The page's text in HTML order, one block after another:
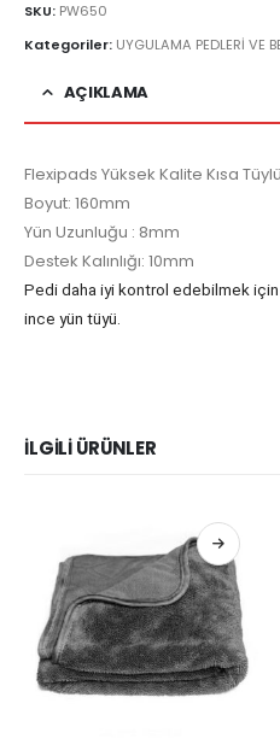
SKU: PW650
Kategoriler: UYGULAMA PEDLERİ VE
AÇIKLAMA
Flexipads Yüksek Kalite Kısa
Boyut: 160mm
Yün Uzunluğu : 8mm
Destek Kalınlığı: 10mm
Pedi daha iyi kontrol edebilmek
ince yün tüyü.
İLGILI ÜRÜNLER